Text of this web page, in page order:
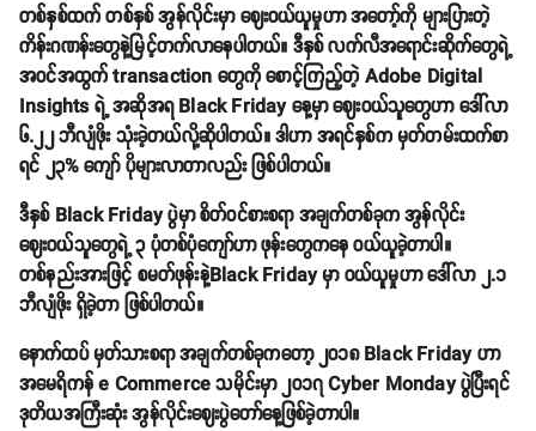
တစ်နှစ်ထက် တစ်နှစ် အွန်လိုင်းမှာ ဈေးဝယ်ယူမှုဟာ အတော့်ကို များပြားတဲ့
ကိန်းဂဏန်းတွေနဲ့မြင့်တက်လာနေပါတယ်။ ဒီနှစ် လက်လီအရောင်းဆိုက်တွေရဲ့
အဝင်အထွက် transaction တွေကို စောင့်ကြည့်တဲ့ Adobe Digital
Insights ရဲ့ အဆိုအရ Black Friday နေ့မှာ ဈေးဝယ်သူတွေဟာ ဒေါ်လာ
၆.၂၂ ဘီလျံဖိုး သုံးခဲ့တယ်လို့ဆိုပါတယ်။ ဒါဟာ အရင်နှစ်က မှတ်တမ်းထက်စာ
ရင် ၂၃% ကျော် ပိုများလာတာလည်း ဖြစ်ပါတယ်။
ဒီနှစ် Black Friday ပွဲမှာ စိတ်ဝင်စားစရာ အချက်တစ်ခုက အွန်လိုင်း
ဈေးဝယ်သူတွေရဲ့ ၃ ပုံတစ်ပုံကျော်ဟာ ဖုန်းတွေကနေ ဝယ်ယူခဲ့တာပါ။
တစ်နည်းအားဖြင့် စမတ်ဖုန်းနဲ့Black Friday မှာ ဝယ်ယူမှုဟာ ဒေါ်လာ ၂.၁
ဘီလျံဖိုး ရှိခဲ့တာ ဖြစ်ပါတယ်။
နောက်ထပ် မှတ်သားစရာ အချက်တစ်ခုကတော့ ၂၀၁၈ Black Friday ဟာ
အမေရိကန် e Commerce သမိုင်းမှာ ၂၀၁၇ Cyber Monday ပွဲပြီးရင်
ဒုတိယအကြီးဆုံး အွန်လိုင်းဈေးပွဲတော်နေ့ဖြစ်ခဲ့တာပါ။